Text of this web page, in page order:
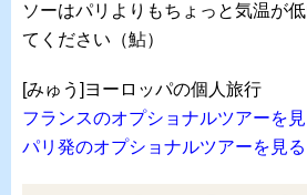
ソーはパリよりもちょっと気温が
てください（鮎）
[みゅう]ヨーロッパの個人旅行
フランスのオプショナルツアーを見
パリ発のオプショナルツアーを見る